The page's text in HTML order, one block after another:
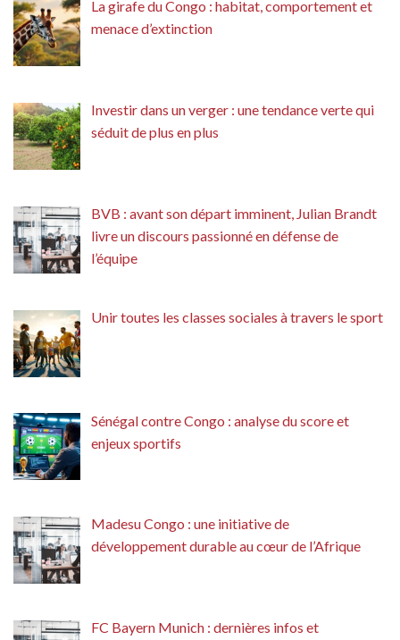
La girafe du Congo : habitat, comportement et
menace d’extinction
Investir dans un verger : une tendance verte qui
séduit de plus en plus
BVB : avant son départ imminent, Julian Brandt
livre un discours passionné en défense de
l’équipe
Unir toutes les classes sociales à travers le sport
Sénégal contre Congo : analyse du score et
enjeux sportifs
Madesu Congo : une initiative de
développement durable au cœur de l’Afrique
FC Bayern Munich : dernières infos et